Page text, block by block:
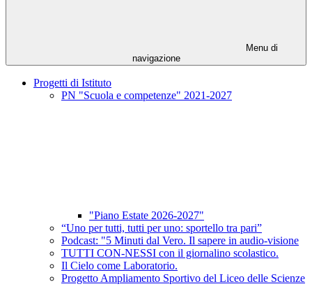
Menu di
navigazione
Progetti di Istituto
PN "Scuola e competenze" 2021-2027
"Piano Estate 2026-2027"
“Uno per tutti, tutti per uno: sportello tra pari”
Podcast: "5 Minuti dal Vero. Il sapere in audio-visione
TUTTI CON-NESSI con il giornalino scolastico.
Il Cielo come Laboratorio.
Progetto Ampliamento Sportivo del Liceo delle Scienze